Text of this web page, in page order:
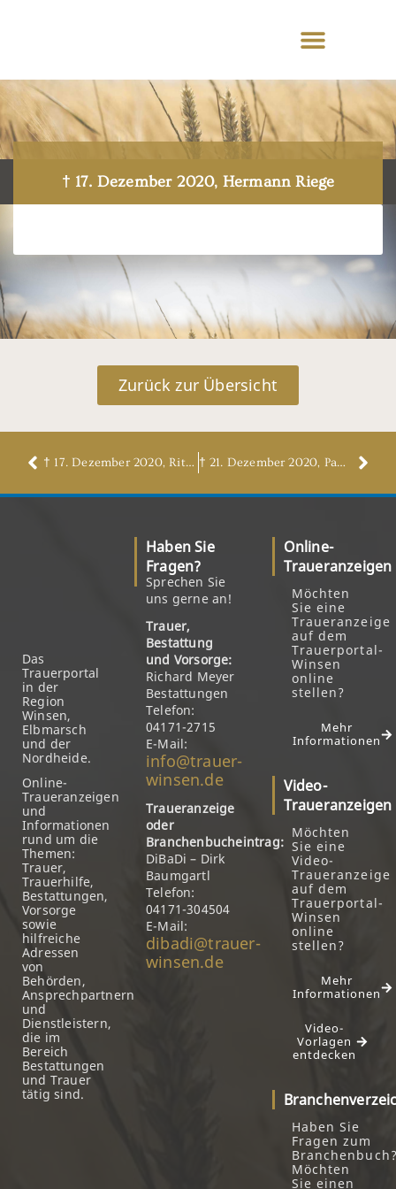
† 17. Dezember 2020, Hermann Riege
Zurück zur Übersicht
† 17. Dezember 2020, Rita Strietzel, geb. Röttger † 21. Dezember 2020, Paul Schenka
Das
Trauerportal
in der
Region
Winsen,
Elbmarsch
und der
Nordheide.
Online-
Traueranzeigen
und
Informationen
rund um die
Themen:
Trauer,
Trauerhilfe,
Bestattungen,
Vorsorge
sowie
hilfreiche
Adressen
von
Behörden,
Ansprechpartnern
und
Dienstleistern,
die im
Bereich
Bestattungen
und Trauer
tätig sind.
Haben Sie
Fragen?
Sprechen Sie
uns gerne an!
Trauer,
Bestattung
und Vorsorge:
Richard Meyer
Bestattungen
Telefon:
04171-2715
E-Mail:
info@trauer-
winsen.de
Traueranzeige
oder
Branchenbucheintrag:
DiBaDi – Dirk
Baumgartl
Telefon:
04171-304504
E-Mail:
dibadi@trauer-
winsen.de
Online-
Traueranzeigen
Möchten
Sie eine
Traueranzeige
auf dem
Trauerportal-
Winsen
online
stellen?
Mehr
Informationen
Video-
Traueranzeigen
Möchten
Sie eine
Video-
Traueranzeige
auf dem
Trauerportal-
Winsen
online
stellen?
Mehr
Informationen
Video-
Vorlagen
entdecken
Haben Sie
Fragen zum
Möchten
Sie einen